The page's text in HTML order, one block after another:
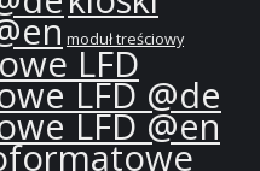
moduł treściowy
LFD
LFD @de
LFD @en